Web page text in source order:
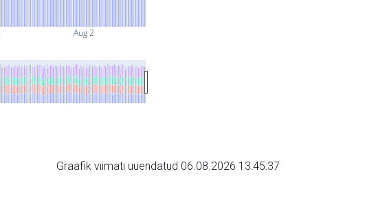
Aug 2
Graafik viimati uuendatud 06.08.2026 13:45:37